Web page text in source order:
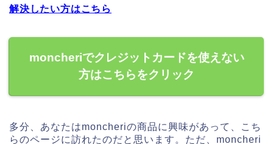
解決したい方はこちら
moncheriでクレジットカードを使えない
方はこちらをクリック
多分、あなたはmoncheriの商品に興味があって、こち
らのページに訪れたのだと思います。ただ、moncheri